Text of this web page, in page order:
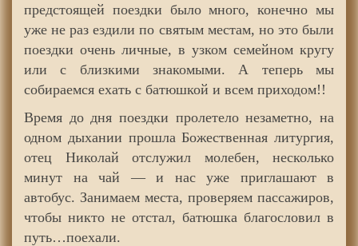
предстоящей поездки было много, конечно мы
уже не раз ездили по святым местам, но это были
поездки очень личные, в узком семейном кругу
или с близкими знакомыми. А теперь мы
собираемся ехать с батюшкой и всем приходом!!
Время до дня поездки пролетело незаметно, на
одном дыхании прошла Божественная литургия,
отец Николай отслужил молебен, несколько
минут на чай — и нас уже приглашают в
автобус. Занимаем места, проверяем пассажиров,
чтобы никто не отстал, батюшка благословил в
путь…поехали.